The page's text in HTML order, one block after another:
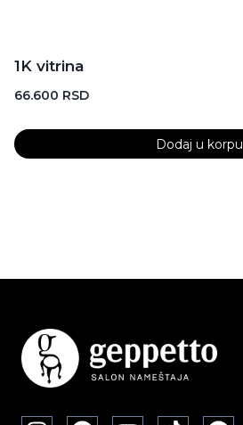
1K vitrina
66.600 RSD
Dodaj u korpu